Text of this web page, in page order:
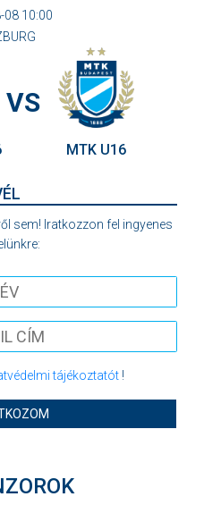
08 10:00
VS
MTK U16
sem! Iratkozzon fel ingyenes
tájékoztatót!